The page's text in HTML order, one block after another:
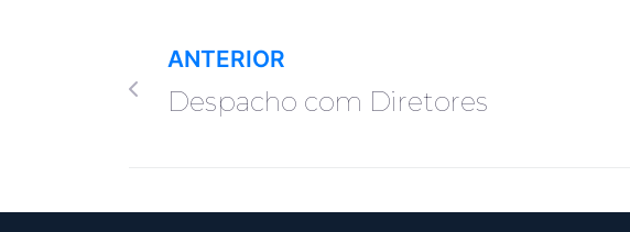
ANTERIOR
Despacho com Diretores